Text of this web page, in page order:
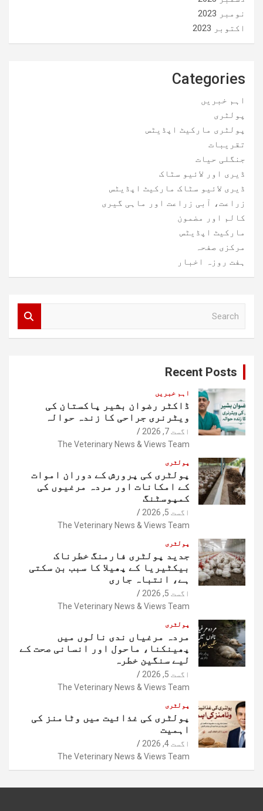
نومبر 2023
اکتوبر 2023
Categories
اہم خبریں
پولٹری
پولٹری مارکیٹ اپڈیٹس
تقریبات
جنگلی حیات
ڈیری اور لائیو سٹاک
ڈیری لائیو سٹاک مارکیٹ اپڈیٹس
زراعت، آبی زراعت اور ماہی گیری
کالم اور مضمون
مارکیٹ اپڈیٹس
مرکزی صفحہ
ہفت روزہ اخبار
Recent Posts
اہم خبریں
ڈاکٹر رضوان بشیر پاکستان کی
ویٹرنری جراحی کا زندہ حوالہ
اگست 7, 2026
The Veterinary News & Views Team
پولٹری
پولٹری کی پرورش کے دوران اموات
کے امکانات اور مردہ مرغیوں کی
کمپوسٹنگ
اگست 5, 2026
The Veterinary News & Views Team
پولٹری
جدید پولٹری فارمنگ خطرناک
بیکٹیریا کے پھیلا کا سبب بن سکتی
ہے، انتباہ جاری
اگست 5, 2026
The Veterinary News & Views Team
پولٹری
مردہ مرغیاں ندی نالوں میں
پھینکنا، ماحول اور انسانی صحت کے
لیے سنگین خطرہ
اگست 5, 2026
The Veterinary News & Views Team
پولٹری
پولٹری کی غذائیت میں وٹامنز کی
اہمیت
اگست 4, 2026
The Veterinary News & Views Team